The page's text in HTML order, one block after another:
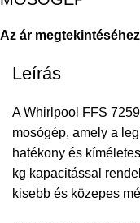
Az ár
Leírás
A Whirlpool FFS
mosógép, amely a
hatékony és
kg kapacitással
kisebb és közepes